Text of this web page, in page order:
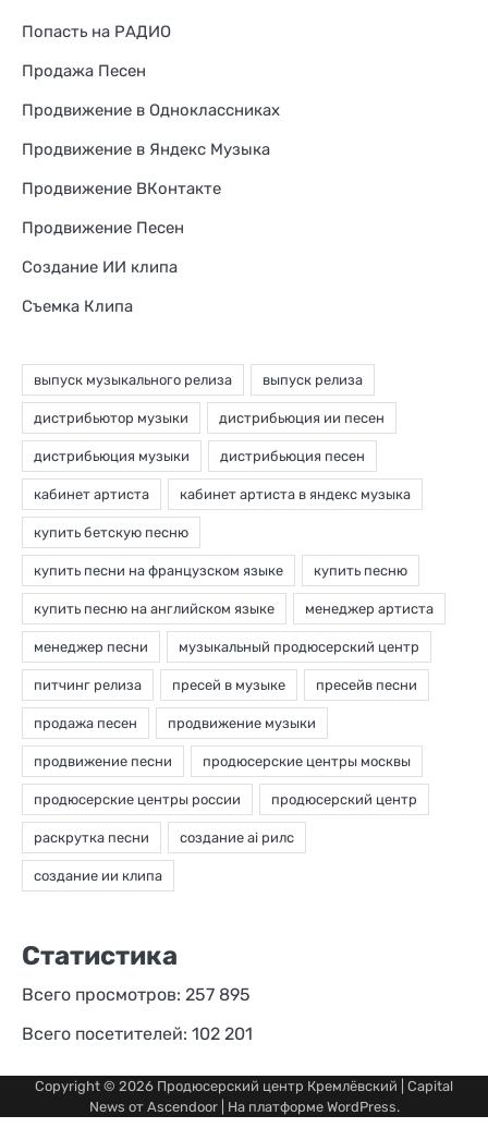
Попасть на РАДИО
Продажа Песен
Продвижение в Одноклассниках
Продвижение в Яндекс Музыка
Продвижение ВКонтакте
Продвижение Песен
Создание ИИ клипа
Съемка Клипа
Статистика
Всего просмотров: 257 895
Всего посетителей: 102 201
Copyright © 2026 Продюсерский центр Кремлёвский | Capital
News от Ascendoor| На платформе WordPress.